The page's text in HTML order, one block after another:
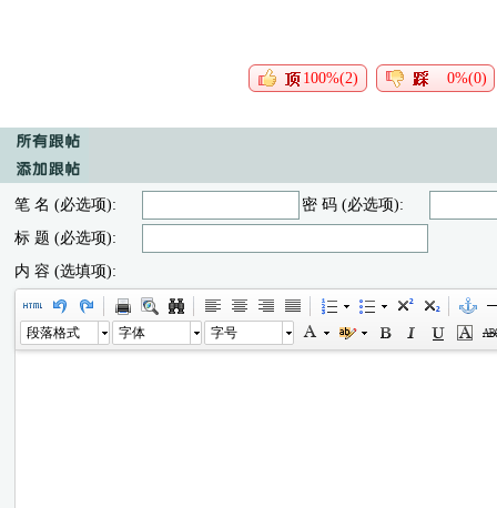
100%(2) 0%(0)
笔 名 (必选项):
密 码 (必选项):
标 题 (必选项):
内 容 (选填项):
段落格式 字体 字号